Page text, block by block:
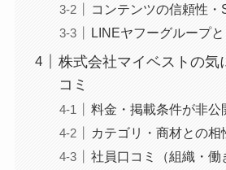
コンテンツの信頼性・
LINEヤフーグループ
株式会社マイベストの気
コミ
料金・掲載条件が非公
カテゴリ・商材との相
社員口コミ（組織・働